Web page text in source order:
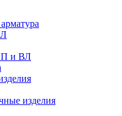
и ВЛ
изделия